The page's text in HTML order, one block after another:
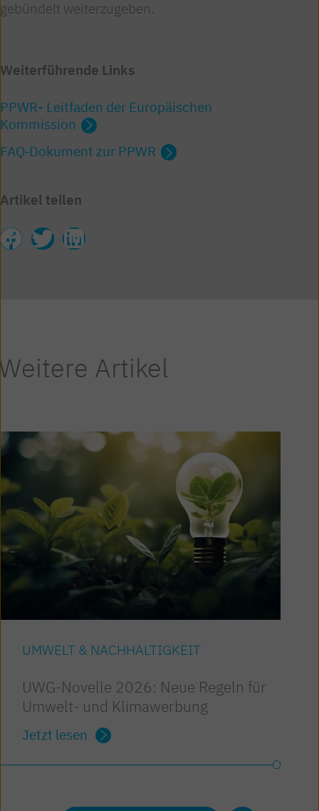
gebündelt weiterzugeben.
Weiterführende Links
PPWR- Leitfaden der Europäischen
Kommission
FAQ‑Dokument zur PPWR
Artikel teilen
Artikel
UMWELT & NACHHALTIGKEIT
UWG-Novelle 2026: Neue Regeln für
Umwelt- und Klimawerbung
Jetzt lesen